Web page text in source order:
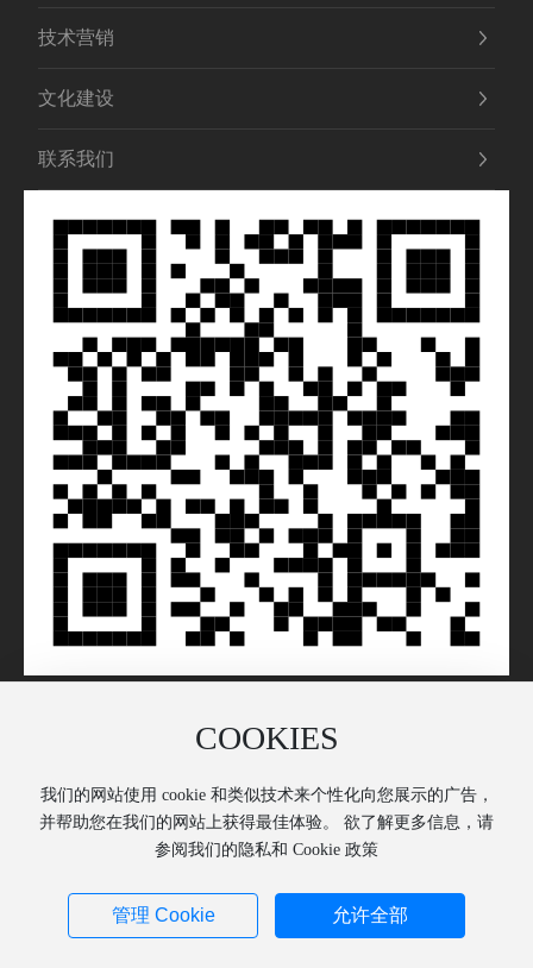
技术营销
文化建设
联系我们
渝公网安备 50022602000038号
渝ICP备18001263号-1
营业执照
SEO
网站建设：中企动力重庆 隐私声明
COOKIES
我们的网站使用 cookie 和类似技术来个性化向您展示的广告，
并帮助您在我们的网站上获得最佳体验。 欲了解更多信息，请
参阅我们的隐私和 Cookie 政策
管理 Cookie 允许全部